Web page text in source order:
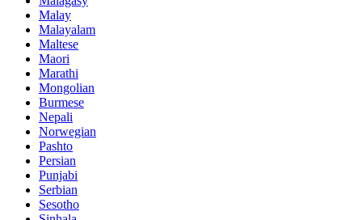
Malay
Malayalam
Maltese
Maori
Marathi
Mongolian
Burmese
Nepali
Norwegian
Pashto
Persian
Punjabi
Serbian
Sesotho